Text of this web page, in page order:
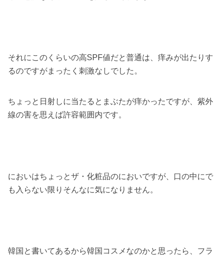
それにこのくらいの高SPF値だと普通は、痒みが出たりす
るのですがまったく刺激なしでした。
ちょっと日射しに当たるとまぶたが痒かったですが、紫外
線の害を思えば許容範囲内です。
においはちょっとザ・化粧品のにおいですが、口の中にで
も入らない限りそんなに気になりません。
韓国と書いてあるから韓国コスメなのかと思ったら、フラ